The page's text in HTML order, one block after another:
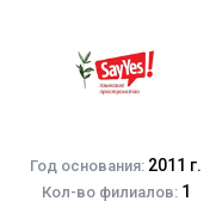
Год основания: 2011 г.
Кол-во филиалов:1